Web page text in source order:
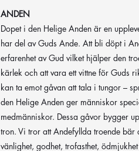
ANDEN
Dopet i den Helige Anden är en
har del av Guds Ande. Att bli döpt i
erfarenhet av Gud vilket hjälper den
kärlek och att vara ett vittne för Guds
kan ta emot gåvan att tala i tungor –
den Helige Anden ger människor
medmänniskor. Dessa gåvor bygger
tron. Vi tror att Andefyllda troende
vänlighet, godhet, trofasthet,